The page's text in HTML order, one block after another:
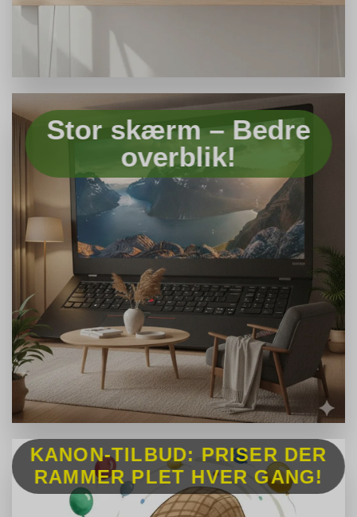
Stor skærm – Bedre
overblik!
KANON-TILBUD: PRISER DER
RAMMER PLET HVER GANG!